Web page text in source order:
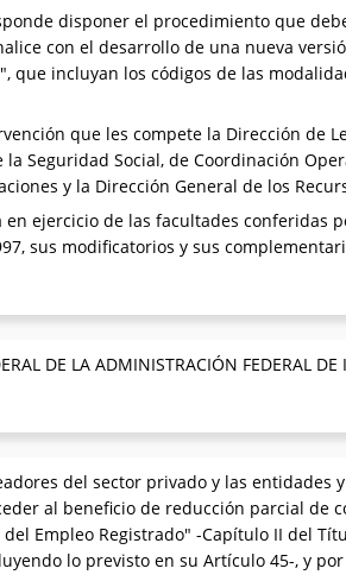
disponer el procedimiento que
con el desarrollo de una nueva
que incluyan los códigos de las
que les compete la Dirección de
la Seguridad Social, de Coordinación
y la Dirección General de los
ejercicio de las facultades conferidas
sus modificatorios y sus
DE LA ADMINISTRACIÓN FEDERAL DE
del sector privado y las
al beneficio de reducción parcial
Empleo Registrado" -Capítulo II del
lo previsto en su Artículo 45-, y